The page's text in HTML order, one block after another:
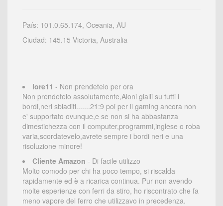
País: 101.0.65.174, Oceania, AU
Ciudad: 145.15 Victoria, Australia
lore11 - Non prendetelo per ora
Non prendetelo assolutamente,Aloni gialli su tutti i
bordi,neri sbiaditi.......21:9 poi per il gaming ancora non
e' supportato ovunque,e se non si ha abbastanza
dimestichezza con il computer,programmi,inglese o roba
varia,scordatevelo,avrete sempre i bordi neri e una
risoluzione minore!
Cliente Amazon - Di facile utilizzo
Molto comodo per chi ha poco tempo, si riscalda
rapidamente ed è a ricarica continua. Pur non avendo
molte esperienze con ferri da stiro, ho riscontrato che fa
meno vapore del ferro che utilizzavo in precedenza.